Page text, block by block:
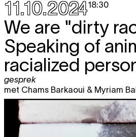
11.10.202418:30
We are "dirty
Speaking of
racialized
gesprek
met Chams Barkaoui & Myriam